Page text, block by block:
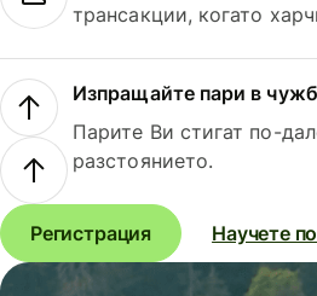
трансакции, когато
Изпращайте пари в
Парите Ви стигат по-
разстоянието.
Регистрация Научете